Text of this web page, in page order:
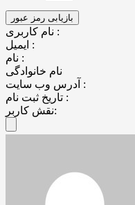
نام کاربری :
ایمیل :
نام :
نام خانوادگی
آدرس وب سایت :
تاریخ ثبت نام :
نقش کاربر: